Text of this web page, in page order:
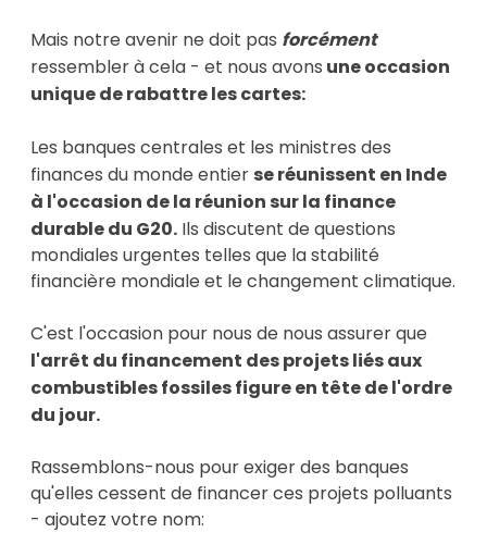
Mais notre avenir ne doit pas forcément
ressembler à cela - et nous avons une occasion
unique de rabattre les cartes:
Les banques centrales et les ministres des
finances du monde entier se réunissent en Inde
à l'occasion de la réunion sur la finance
durable du G20. Ils discutent de questions
mondiales urgentes telles que la stabilité
financière mondiale et le changement climatique.
C'est l'occasion pour nous de nous assurer que
l'arrêt du financement des projets liés aux
combustibles fossiles figure en tête de l'ordre
du jour.
Rassemblons-nous pour exiger des banques
qu'elles cessent de financer ces projets polluants
- ajoutez votre nom: